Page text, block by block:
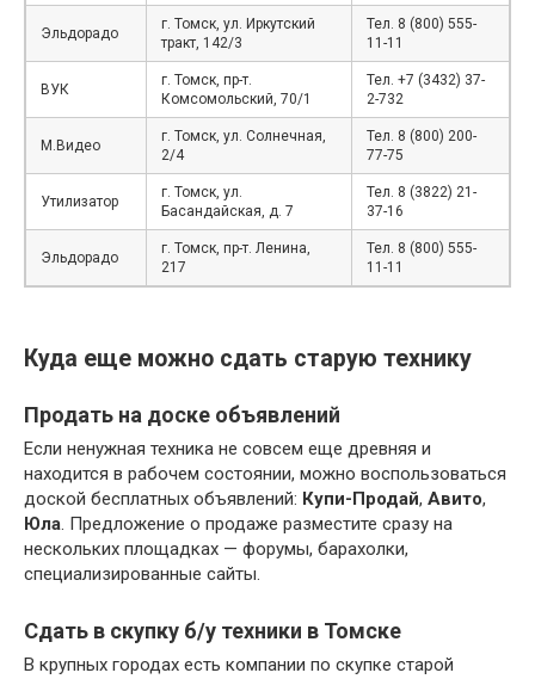
Эльдорадо
г. Томск, ул. Иркутский
тракт, 142/3
Тел. 8 (800) 555-
11-11
ВУК
г. Томск, пр-т.
Комсомольский, 70/1
Тел. +7 (3432) 37-
2-732
М.Видео
г. Томск, ул. Солнечная,
2/4
Тел. 8 (800) 200-
77-75
Утилизатор
г. Томск, ул.
Басандайская, д. 7
Тел. 8 (3822) 21-
37-16
Эльдорадо
г. Томск, пр-т. Ленина,
217
Тел. 8 (800) 555-
11-11
Куда еще можно сдать старую технику
Продать на доске объявлений
Если ненужная техника не совсем еще древняя и
находится в рабочем состоянии, можно воспользоваться
доской бесплатных объявлений: Купи-Продай, Авито,
Юла. Предложение о продаже разместите сразу на
нескольких площадках — форумы, барахолки,
специализированные сайты.
Сдать в скупку б/у техники в Томске
В крупных городах есть компании по скупке старой